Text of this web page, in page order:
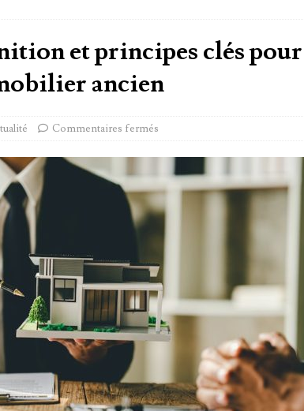
et principes clés pour
ancien
Commentaires fermés